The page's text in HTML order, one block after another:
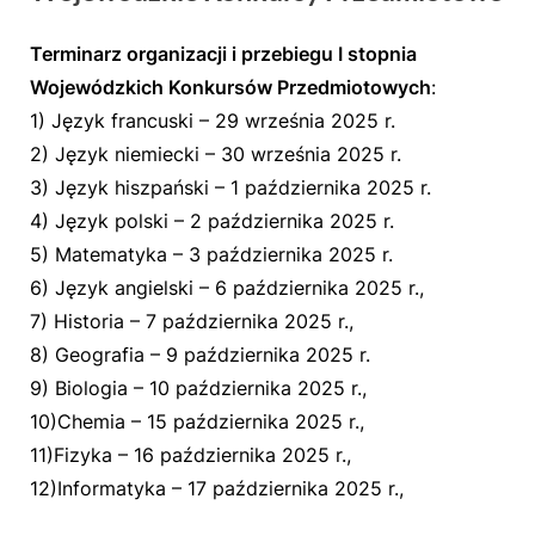
Terminarz organizacji i przebiegu I stopnia
Wojewódzkich Konkursów Przedmiotowych:
1) Język francuski – 29 września 2025 r.
2) Język niemiecki – 30 września 2025 r.
3) Język hiszpański – 1 października 2025 r.
4) Język polski – 2 października 2025 r.
5) Matematyka – 3 października 2025 r.
6) Język angielski – 6 października 2025 r.,
7) Historia – 7 października 2025 r.,
8) Geografia – 9 października 2025 r.
9) Biologia – 10 października 2025 r.,
10)Chemia – 15 października 2025 r.,
11)Fizyka – 16 października 2025 r.,
12)Informatyka – 17 października 2025 r.,